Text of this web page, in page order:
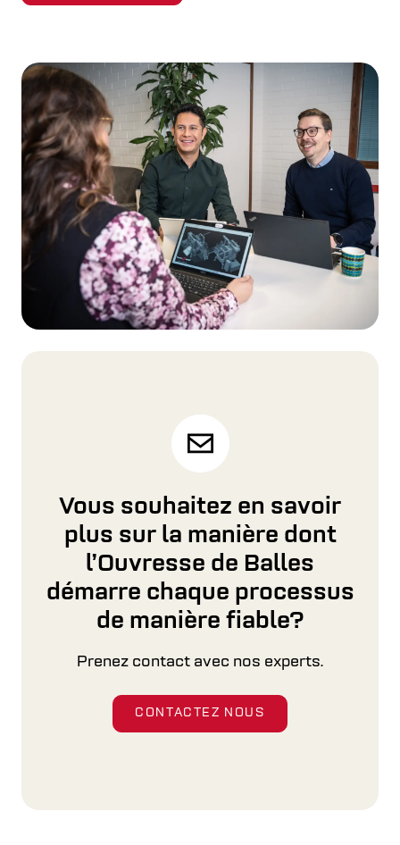
Vous souhaitez en savoir
plus sur la manière dont
l’Ouvresse de Balles
démarre chaque processus
de manière fiable?
Prenez contact avec nos experts.
CONTACTEZ NOUS